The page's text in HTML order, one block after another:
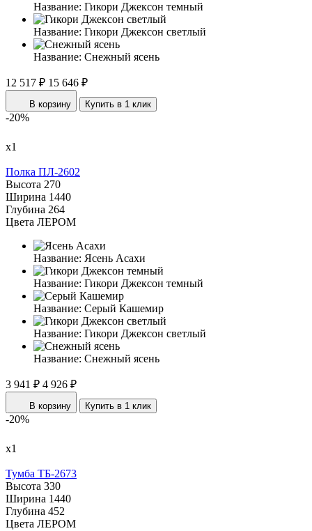
Название: Гикори Джексон темный
Название: Гикори Джексон светлый
Название: Снежный ясень
12 517 ₽ 15 646 ₽
В корзину Купить в 1 клик
-20%
х1
Полка ПЛ-2602
Высота 270
Ширина 1440
Глубина 264
Цвета ЛЕРОМ
Название: Ясень Асахи
Название: Гикори Джексон темный
Название: Серый Кашемир
Название: Гикори Джексон светлый
Название: Снежный ясень
3 941 ₽ 4 926 ₽
В корзину Купить в 1 клик
-20%
х1
Тумба ТБ-2673
Высота 330
Ширина 1440
Глубина 452
Цвета ЛЕРОМ